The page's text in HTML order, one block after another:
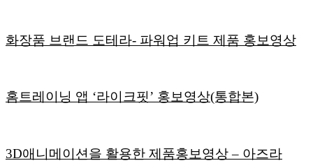
화장품 브랜드 도테라- 파워업 키트 제품 홍보영상
홈트레이닝 앱 ‘라이크핏’ 홍보영상(통합본)
3D애니메이션을 활용한 제품홍보영상 – 아즈라